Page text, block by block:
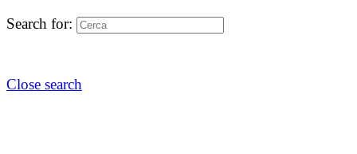
Search for:
Close search